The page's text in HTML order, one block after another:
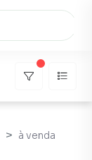
à venda